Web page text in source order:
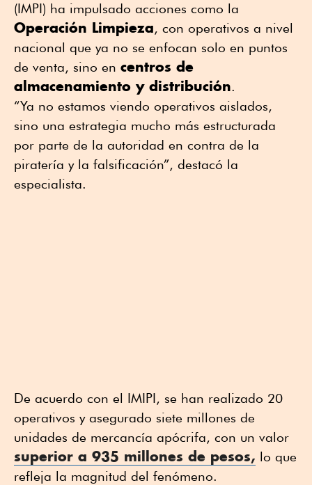
(IMPI) ha impulsado acciones como la
Operación Limpieza, con operativos a nivel
nacional que ya no se enfocan solo en puntos
de venta, sino en centros de
almacenamiento y distribución.
“Ya no estamos viendo operativos aislados,
sino una estrategia mucho más estructurada
por parte de la autoridad en contra de la
piratería y la falsificación”, destacó la
especialista.
De acuerdo con el IMIPI, se han realizado 20
operativos y asegurado siete millones de
unidades de mercancía apócrifa, con un valor
superior a 935 millones de pesos, lo que
refleja la magnitud del fenómeno.